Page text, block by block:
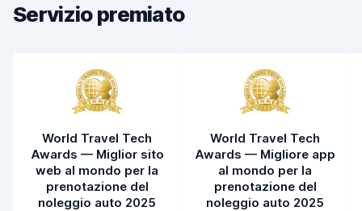
Servizio premiato
World Travel Tech
Awards — Miglior sito
web al mondo per la
prenotazione del
noleggio auto 2025
World Travel Tech
Awards — Migliore app
al mondo per la
prenotazione del
noleggio auto 2025